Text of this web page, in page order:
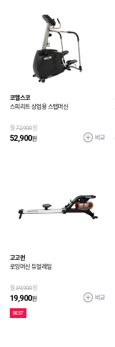
코헬스코
스피리트 상업용 스텝머신
월72,900원
52,900원 비교
고고런
로잉머신 듀얼레일
월 39,900원
19,900원
BEST
비교